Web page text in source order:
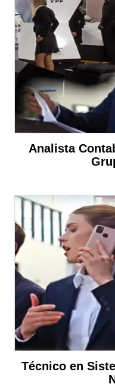
Analista
Técnico en